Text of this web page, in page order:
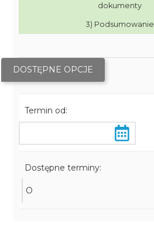
dokumenty
3) Podsumowanie
DOSTĘPNE OPCJE
Termin od:
Dostępne terminy:
O